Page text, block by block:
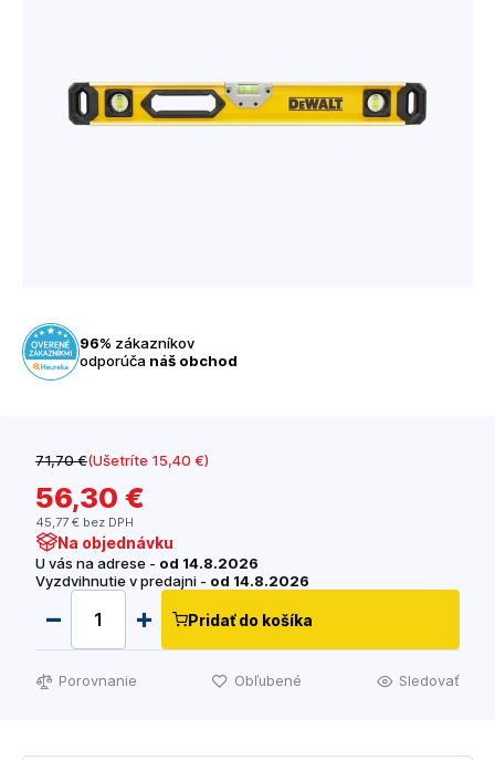
96% zákazníkov
odporúča náš obchod
71,70 €(Ušetríte 15,40 €)
56,30 €
45,77 € bez DPH
Na objednávku
U vás na adrese - od 14.8.2026
Vyzdvihnutie v predajni - od 14.8.2026
Pridať do košíka
Porovnanie Obľubené Sledovať